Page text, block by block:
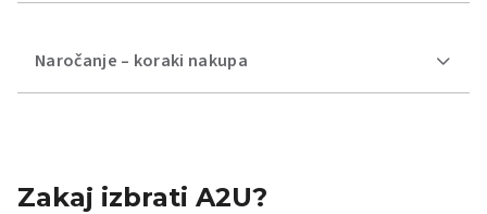
Naročanje – koraki nakupa
Zakaj izbrati A2U?